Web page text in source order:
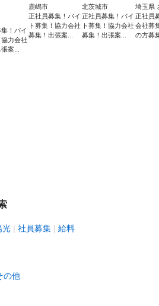
！バイ
協力会社
案...
鹿嶋市
正社員募集！バイ
ト募集！協力会社
募集！出張案...
北茨城市
正社員募集！バイ
ト募集！協力会社
募集！出張案...
埼玉県
正社員
会社募
の方募
光 社員募集 給料
の他